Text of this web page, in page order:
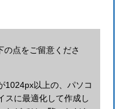
の点をご留意くださ
1024px以上の、パソコ
スに最適化して作成し